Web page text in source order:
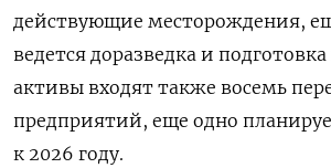
действующие месторождения,
ведется доразведка и
активы входят также восемь
предприятий, еще одно
к 2026 году.